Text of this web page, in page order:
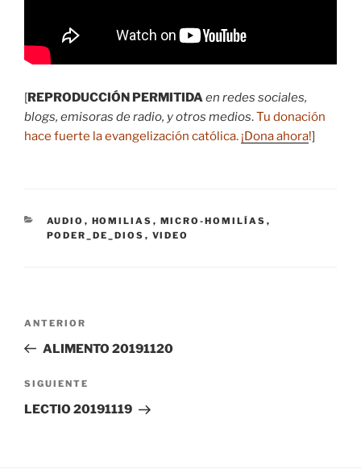
[REPRODUCCIÓN PERMITIDAen redes sociales,
blogs, emisoras de radio, y otros medios.Tu donación
hace fuerte la evangelización católica. ¡Dona ahora!]
CATEGORÍAS
AUDIO , HOMILIAS , MICRO-HOMILÍAS ,
PODER_DE_DIOS , VIDEO
entradas
Entrada
anterior:
ANTERIOR
ALIMENTO 20191120
Siguiente
entrada
SIGUIENTE
LECTIO 20191119